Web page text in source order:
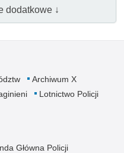
dodatkowe ↓
Archiwum X
Lotnictwo Policji
Główna Policji